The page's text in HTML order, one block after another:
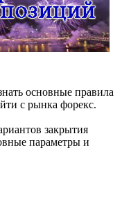
основные правила
с рынка форекс.
закрытия
параметры и